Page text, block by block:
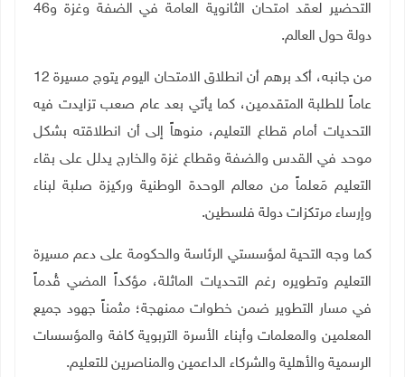
التحضير لعقد امتحان الثانوية العامة في الضفة وغزة و46
دولة حول العالم.
من جانبه، أكد برهم أن انطلاق الامتحان اليوم يتوج مسيرة 12
عاماً للطلبة المتقدمين، كما يأتي بعد عام صعب تزايدت فيه
التحديات أمام قطاع التعليم، منوهاً إلى أن انطلاقته بشكل
موحد في القدس والضفة وقطاع غزة والخارج يدلل على بقاء
التعليم مَعلماً من معالم الوحدة الوطنية وركيزة صلبة لبناء
وإرساء مرتكزات دولة فلسطين.
كما وجه التحية لمؤسستي الرئاسة والحكومة على دعم مسيرة
التعليم وتطويره رغم التحديات الماثلة، مؤكداً المضي قُدماً
في مسار التطوير ضمن خطوات ممنهجة؛ مثمناً جهود جميع
المعلمين والمعلمات وأبناء الأسرة التربوية كافة والمؤسسات
الرسمية والأهلية والشركاء الداعمين والمناصرين للتعليم.